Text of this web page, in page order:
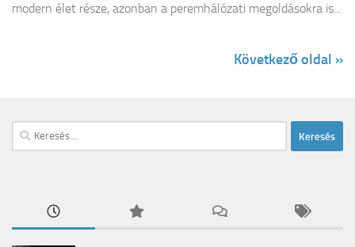
modern élet része, azonban a peremhálózati megoldásokra is...
Következő oldal »
Keresés: